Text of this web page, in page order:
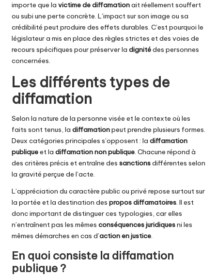
importe que la victime de diffamationait réellement souffert
ou subi une perte concrète. L’impact sur son image ou sa
crédibilité peut produire des effets durables. C’est pourquoi le
législateur a mis en place des règles strictes et des voies de
recours spécifiques pour préserver la dignitédes personnes
concernées.
Les différents types de
diffamation
Selon la nature de la personne visée et le contexte où les
faits sont tenus, la diffamationpeut prendre plusieurs formes.
Deux catégories principales s’opposent : la diffamation
publiqueet la diffamation non publique. Chacune répond à
des critères précis et entraîne des sanctionsdifférentes selon
la gravité perçue de l’acte.
L’appréciation du caractère public ou privé repose surtout sur
la portée et la destination des propos diffamatoires. Il est
donc important de distinguer ces typologies, car elles
n’entraînent pas les mêmes conséquences juridiquesni les
mêmes démarches en cas d’action en justice.
En quoi consiste la diffamation
publique ?